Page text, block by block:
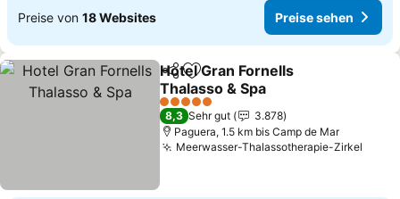
Preise von 18 Websites Preise sehen
TeilenZu Favoriten hinzufügen
Hotel Gran Fornells
Thalasso & Spa
5 Sterne
8,3 Sehr gut
3.878
Paguera, 1.5 km bis Camp de Mar
Meerwasser-Thalassotherapie-Zirkel